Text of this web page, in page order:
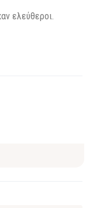
ελεύθεροι.